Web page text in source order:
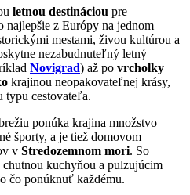
letnou destináciou pre
z Európy na jednom
mestami, živou kultúrou a
nezabudnuteľný letný
Novigrad) až po vrcholky
krajinou neopakovateľnej krásy,
typu cestovateľa.
ponúka krajina množstvo
športy, a je tiež domovom
v Stredozemnom mori. So
kuchyňou a pulzujúcim
čo ponúknuť každému.